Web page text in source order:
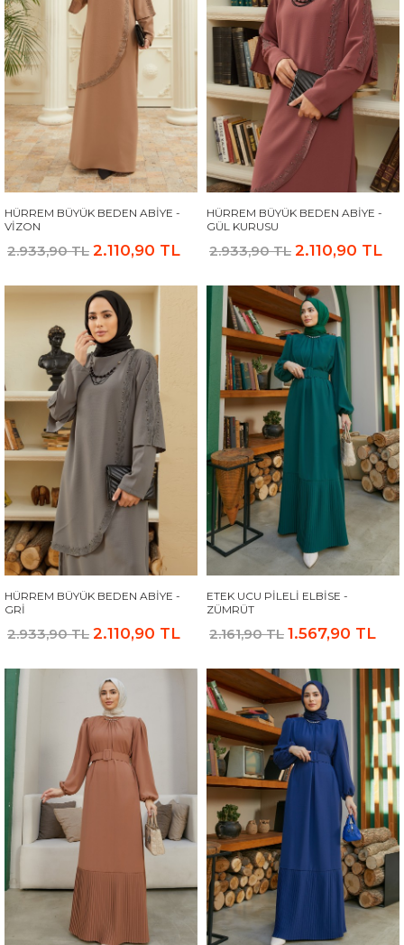
HÜRREM BÜYÜK BEDEN ABIYE -
VIZON
2.933,90 TL 2.110,90 TL
HÜRREM BÜYÜK BEDEN ABIYE -
GÜL KURUSU
2.933,90 TL 2.110,90 TL
HÜRREM BÜYÜK BEDEN ABIYE -
GRI
2.933,90 TL 2.110,90 TL
ETEK UCU PILELI ELBISE -
ZÜMRÜT
2.161,90 TL 1.567,90 TL